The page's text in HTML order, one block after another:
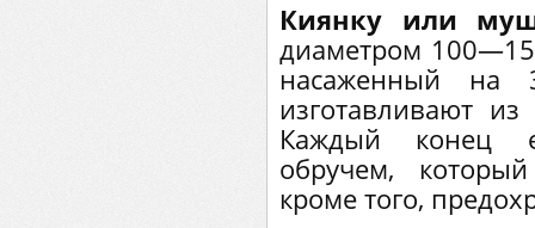
Киянку или
диаметром
насаженный на
изготавливают
Каждый конец
обручем,
кроме того,